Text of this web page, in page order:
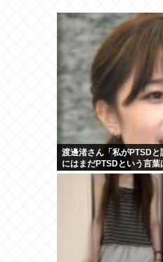
渡邊渚さん「私がPTSD
にはまだPTSDという言
した」